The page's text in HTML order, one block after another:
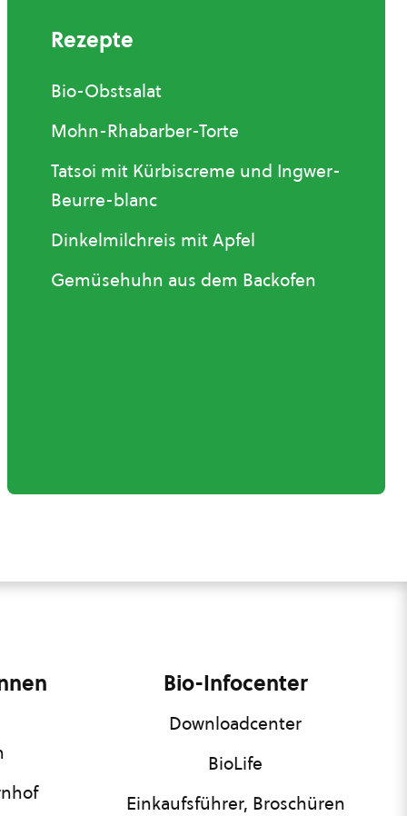
Rezepte
Bio-Obstsalat
Mohn-Rhabarber-Torte
Tatsoi mit Kürbiscreme und Ingwer-
Beurre-blanc
Dinkelmilchreis mit Apfel
Gemüsehuhn aus dem Backofen
Bio-Infocenter
Downloadcenter
BioLife
Einkaufsführer, Broschüren